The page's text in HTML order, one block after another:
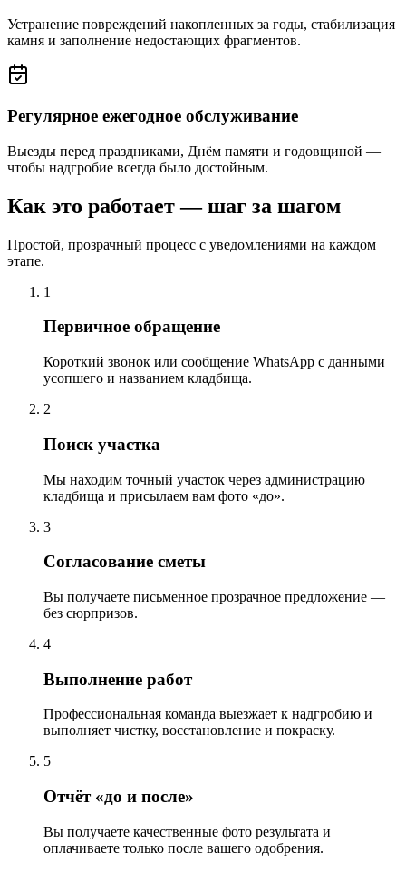
Устранение повреждений накопленных за годы, стабилизация
камня и заполнение недостающих фрагментов.
Регулярное ежегодное обслуживание
Выезды перед праздниками, Днём памяти и годовщиной —
чтобы надгробие всегда было достойным.
Как это работает — шаг за шагом
Простой, прозрачный процесс с уведомлениями на каждом
этапе.
1
Первичное обращение
Короткий звонок или сообщение WhatsApp с данными
усопшего и названием кладбища.
2
Поиск участка
Мы находим точный участок через администрацию
кладбища и присылаем вам фото «до».
3
Согласование сметы
Вы получаете письменное прозрачное предложение —
без сюрпризов.
4
Выполнение работ
Профессиональная команда выезжает к надгробию и
выполняет чистку, восстановление и покраску.
5
Отчёт «до и после»
Вы получаете качественные фото результата и
оплачиваете только после вашего одобрения.